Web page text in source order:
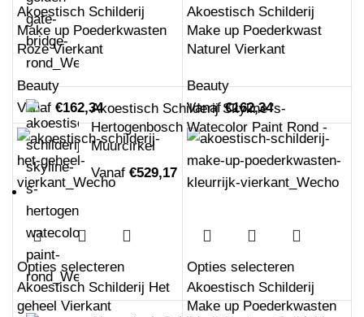
Akoestisch Schilderij
Make up Poederkwasten
Roze Vierkant
Beauty
Vanaf €162,34
Akoestisch Schilderij
Make up Poederkwast
Naturel Vierkant
Beauty
Vanaf€162,34
Opties selecteren
Akoestisch Schilderij Het
geheel Vierkant
Opties selecteren
Akoestisch Schilderij
Make up Poederkwasten
Akoestisch Schilderij Skyline 's-
Hertogenbosch Watecolor Paint Rond -
Muurcirkel
Vanaf €529,17